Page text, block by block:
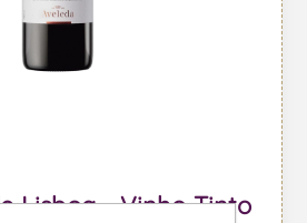
Lisboa - Vinho Tinto